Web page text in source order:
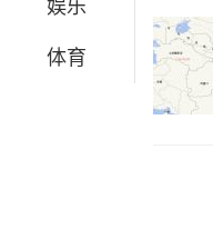
娱乐
体育